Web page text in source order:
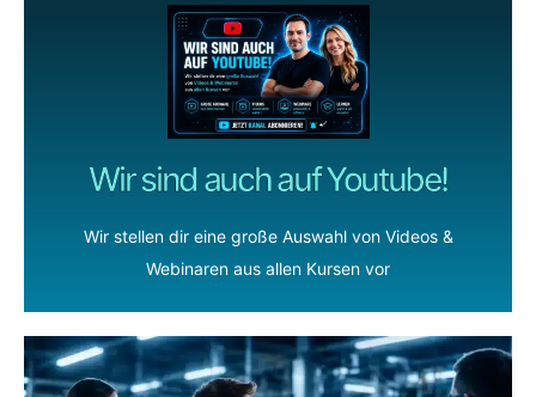
Wir sind auch auf Youtube!
Wir stellen dir eine große Auswahl von Videos &
Webinaren aus allen Kursen vor